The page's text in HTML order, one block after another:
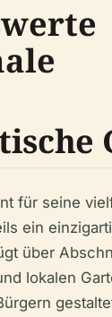
für seine
ein
über
lokalen